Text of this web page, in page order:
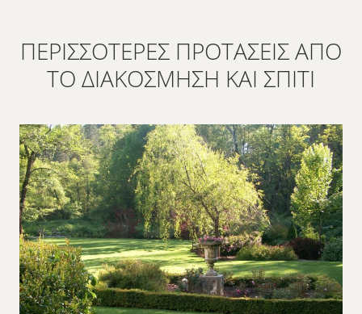
ΠΕΡΙΣΣΌΤΕΡΕΣ ΠΡΟΤΆΣΕΙΣ ΑΠΌ
ΤΟ ΔΙΑΚΌΣΜΗΣΗ ΚΑΙ ΣΠΊΤΙ